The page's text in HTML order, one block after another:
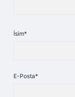
İsim*
E-Posta*